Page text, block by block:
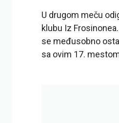
U drugom meču
klubu Iz
se međusobno
sa ovim 17.